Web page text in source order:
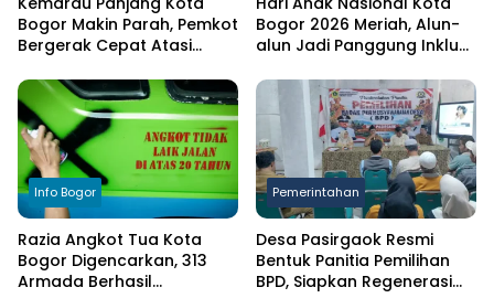
Bogor Makin Parah, Pemkot
Bergerak Cepat Atasi
Bogor 2026 Meriah, Alun-
alun Jadi Panggung Inklusi
Info Bogor
Razia Angkot Tua Kota
Bogor Digencarkan, 313
Armada Berhasil
Pemerintahan
Desa Pasirgaok Resmi
Bentuk Panitia Pemilihan
BPD, Siapkan Regenerasi